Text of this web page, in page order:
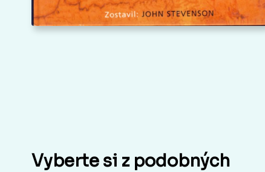
Vyberte si z podobných